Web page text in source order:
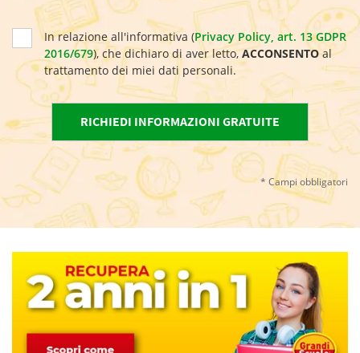
In relazione all'informativa (Privacy Policy, art. 13 GDPR
2016/679), che dichiaro di aver letto,ACCONSENTOal
trattamento dei miei dati personali.
* Campi obbligatori